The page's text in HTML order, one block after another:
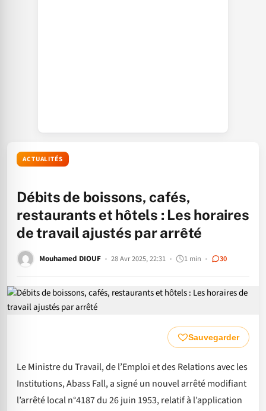
ACTUALITÉS
Débits de boissons, cafés,
restaurants et hôtels : Les horaires
de travail ajustés par arrêté
Mouhamed DIOUF 28 Avr 2025, 22:31 1 min 30
Sauvegarder
Le Ministre du Travail, de l’Emploi et des Relations avec les
Institutions, Abass Fall, a signé un nouvel arrêté modifiant
l’arrêté local n°4187 du 26 juin 1953, relatif à l’application